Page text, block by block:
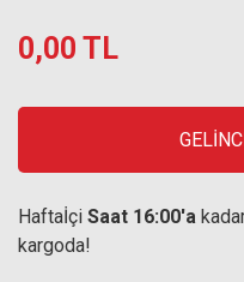
0,00 TL
Haftaİçi Saat 16:00'a
kargoda!